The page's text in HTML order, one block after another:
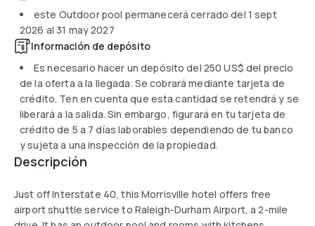
este Outdoor pool permanecerá cerrado del 1 sept
2026 al 31 may 2027
Información de depósito
Es necesario hacer un depósito del 250 US$ del precio
de la oferta a la llegada. Se cobrará mediante tarjeta de
crédito. Ten en cuenta que esta cantidad se retendrá y se
liberará a la salida. Sin embargo, figurará en tu tarjeta de
crédito de 5 a 7 días laborables dependiendo de tu banco
y sujeta a una inspección de la propiedad.
Descripción
Just off Interstate 40, this Morrisville hotel offers free
airport shuttle service to Raleigh-Durham Airport, a 2-mile